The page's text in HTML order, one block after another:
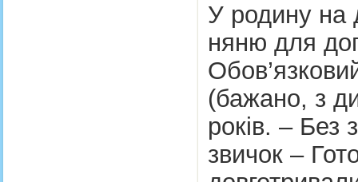
У родину на
няню для
(бажано, з
років. – Без
звичок –